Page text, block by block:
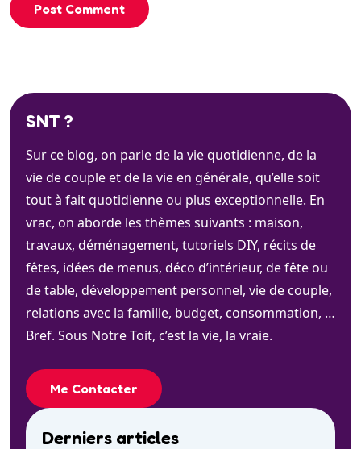
Post Comment
SNT ?
Sur ce blog, on parle de la vie quotidienne, de la
vie de couple et de la vie en générale, qu’elle soit
tout à fait quotidienne ou plus exceptionnelle. En
vrac, on aborde les thèmes suivants : maison,
travaux, déménagement, tutoriels DIY, récits de
fêtes, idées de menus, déco d’intérieur, de fête ou
de table, développement personnel, vie de couple,
relations avec la famille, budget, consommation, …
Bref. Sous Notre Toit, c’est la vie, la vraie.
Me Contacter
Derniers articles